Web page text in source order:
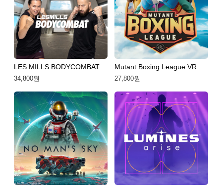
LES MILLS BODYCOMBAT
34,800원
Mutant Boxing League VR
27,800원